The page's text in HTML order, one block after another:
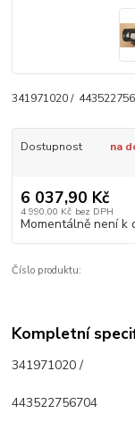
341971020 /
Dostupnost na
6 037,90 Kč
4 990,00 Kč bez DPH
Momentálně není k
Číslo produktu:
Kompletní
341971020 /
443522756704